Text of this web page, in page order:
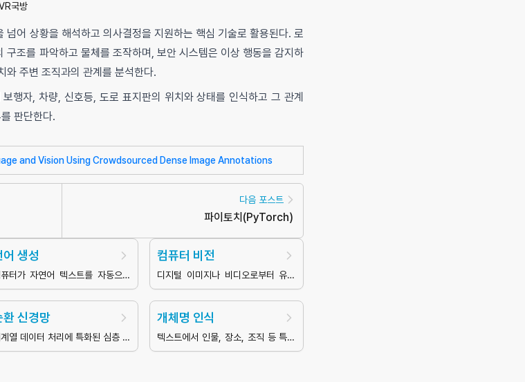
국방
넘어 상황을 해석하고 의사결정을 지원하는 핵심 기술로 활용된다. 로
구조를 파악하고 물체를 조작하며, 보안 시스템은 이상 행동을 감지하
와 주변 조직과의 관계를 분석한다.
행자, 차량, 신호등, 도로 표지판의 위치와 상태를 인식하고 그 관계
판단한다.
and Vision Using Crowdsourced Dense Image Annotations
다음 포스트
파이토치 (PyTorch)
어 생성
터가 자연어 텍스트를 자동으로
하는 기술
컴퓨터 비전
디지털 이미지나 비디오로부터 유용
한 정보를 추출하고 이해하는 인공지
능의 한 분야
환 신경망
열 데이터 처리에 특화된 심층 신
개체명 인식
텍스트에서 인물, 장소, 조직 등 특정
개체를 식별하고 분류하는 기술